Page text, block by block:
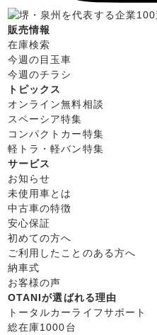
販売情報
在庫検索
今週の目玉車
今週のチラシ
トピックス
オンライン無料相談
スペーシア特集
コンパクトカー特集
軽トラ・軽バン特集
サービス
お知らせ
未使用車とは
中古車の特徴
安心保証
初めての方へ
ご利用したことのある方へ
納車式
お客様の声
OTANIが選ばれる理由
トータルカーライフサポート
総在庫1000台